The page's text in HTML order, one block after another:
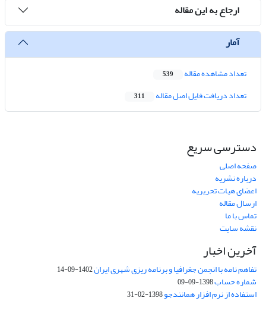
ارجاع به این مقاله
آمار
تعداد مشاهده مقاله 539
تعداد دریافت فایل اصل مقاله 311
دسترسی سریع
صفحه اصلی
درباره نشریه
اعضای هیات تحریریه
ارسال مقاله
تماس با ما
نقشه سایت
آخرین اخبار
تفاهم نامه با انجمن جغرافیا و برنامه ریزی شهری ایران1402-09-14
شماره حساب1398-09-09
استفاده از نرم افزار همانندجو1398-02-31